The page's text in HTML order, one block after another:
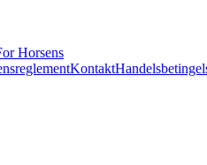
Horsens
Kontakt